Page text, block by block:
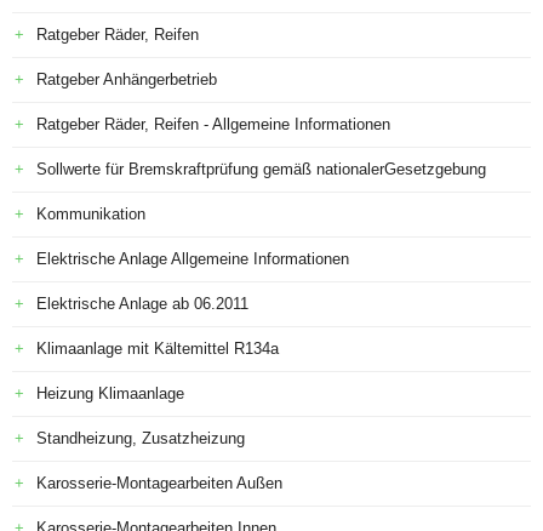
Ratgeber Räder, Reifen
Ratgeber Anhängerbetrieb
Ratgeber Räder, Reifen - Allgemeine Informationen
Sollwerte für Bremskraftprüfung gemäß nationalerGesetzgebung
Kommunikation
Elektrische Anlage Allgemeine Informationen
Elektrische Anlage ab 06.2011
Klimaanlage mit Kältemittel R134a
Heizung Klimaanlage
Standheizung, Zusatzheizung
Karosserie-Montagearbeiten Außen